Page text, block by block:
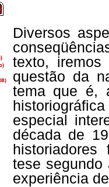
Diversos
texto,
questão da
tema que é,
especial
década de
historiadores
tese
experiência